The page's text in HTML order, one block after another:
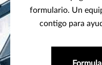
formulario. Un
contigo para